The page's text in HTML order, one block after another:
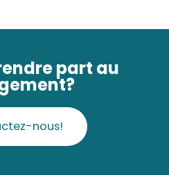
part au
nous!